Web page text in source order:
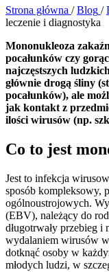
Strona główna / Blog /
leczenie i diagnostyka
Mononukleoza
pocałunków czy
najczęstszych
głównie drogą śliny
pocałunków), ale
jak kontakt z
ilości wirusów (np.
Co to jest
Jest to infekcja
sposób kompleksowy,
ogólnoustrojowych.
(EBV), należący do
długotrwały przebieg
wydalaniem wirusów
dotknąć osoby w
młodych ludzi, w